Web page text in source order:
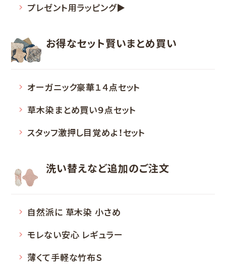
プレゼント用ラッピング▶
お得なセット賢いまとめ買い
オーガニック豪華１４点セット
草木染まとめ買い９点セット
スタッフ激押し目覚めよ！セット
洗い替えなど追加のご注文
自然派に 草木染 小さめ
モレない安心 レギュラー
薄くて手軽な竹布Ｓ